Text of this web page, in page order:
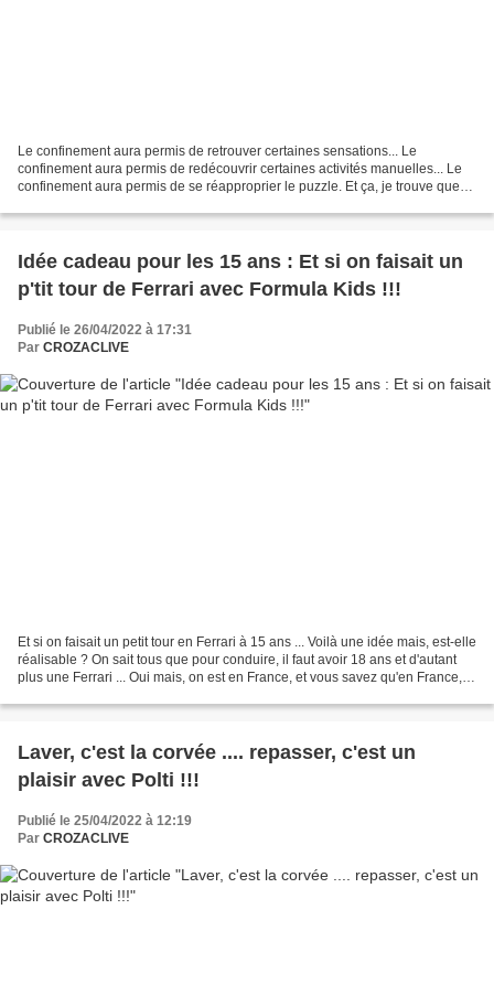
Le confinement aura permis de retrouver certaines sensations... Le
confinement aura permis de redécouvrir certaines activités manuelles... Le
confinement aura permis de se réapproprier le puzzle. Et ça, je trouve que
Idée cadeau pour les 15 ans : Et si on faisait un
p'tit tour de Ferrari avec Formula Kids !!!
Publié le 26/04/2022 à 17:31
Par CROZACLIVE
Et si on faisait un petit tour en Ferrari à 15 ans ... Voilà une idée mais, est-elle
réalisable ? On sait tous que pour conduire, il faut avoir 18 ans et d'autant
plus une Ferrari ... Oui mais, on est en France, et vous savez qu'en France,
Laver, c'est la corvée .... repasser, c'est un
plaisir avec Polti !!!
Publié le 25/04/2022 à 12:19
Par CROZACLIVE